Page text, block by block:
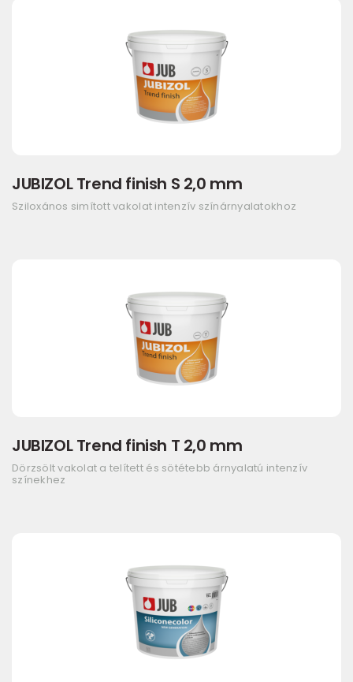
JUBIZOL Trend finish S 2,0 mm
Sziloxános simított vakolat intenzív színárnyalatokhoz
JUBIZOL Trend finish T 2,0 mm
Dörzsölt vakolat a telített és sötétebb árnyalatú intenzív
színekhez